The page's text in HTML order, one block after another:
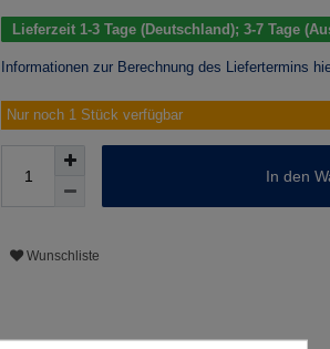
Lieferzeit 1-3 Tage (Deutschland); 3-7 Tage
Informationen zur Berechnung des Liefertermins
Nur noch 1 Stück verfügbar
In den
Wunschliste